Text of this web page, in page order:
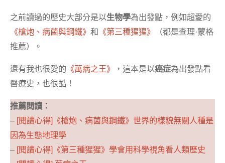
之前讀過的歷史大部分是以生物學為出發點，例如超愛的
《槍炮、病菌與鋼鐵》和 《第三種猩猩》
（都是查理·蒙格
推薦）。
還有我也很愛的 《萬病之王》 ，這本是以癌症為出發點看
醫療史，也很酷！
推薦閱讀：
– [閱讀心得]《槍炮、病菌與鋼鐵》世界的樣貌無關人種是
因為生態地理學
– [閱讀心得]《第三種猩猩》學會用科學視角看人類歷史